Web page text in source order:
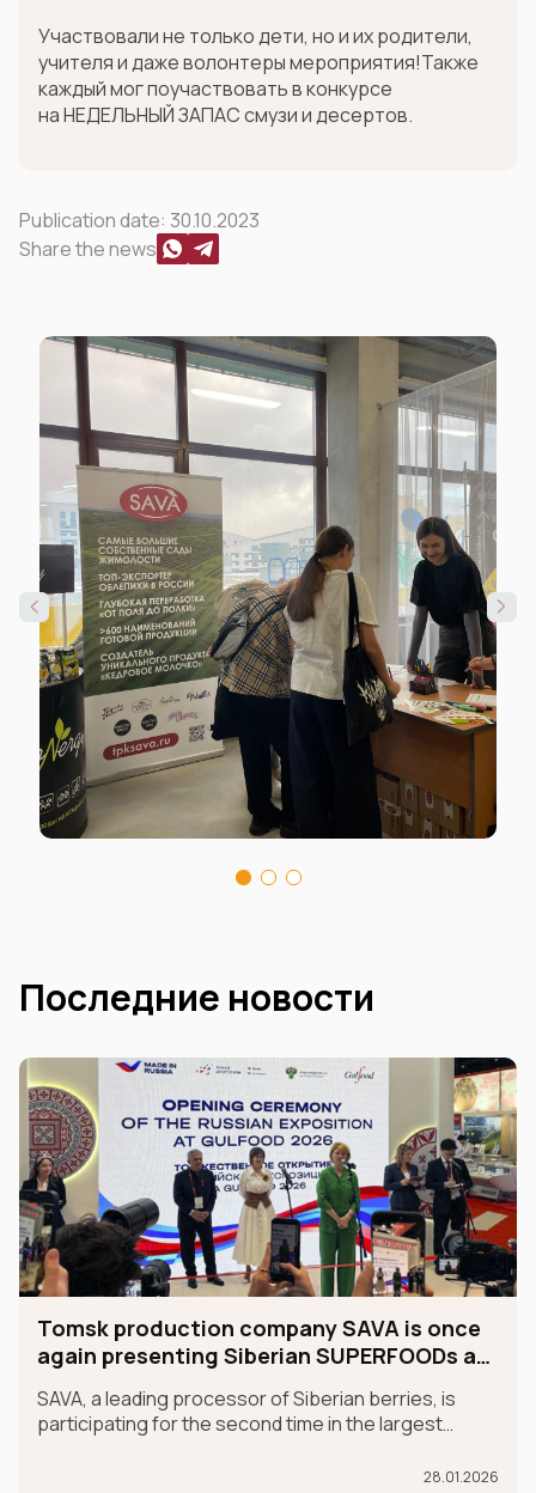
Участвовали не только дети, но и их родители,
учителя и даже волонтеры мероприятия!Также
каждый мог поучаствовать в конкурсе
на НЕДЕЛЬНЫЙ ЗАПАС смузи и десертов.
Publication date: 30.10.2023
Share the news
Последние новости
Tomsk production company SAVA is once
again presenting Siberian SUPERFOODs at
SAVA, a leading processor of Siberian berries, is
participating for the second time in the largest
the MADE IN RUSSIA exhibit, which is taking place in
28.01.2026